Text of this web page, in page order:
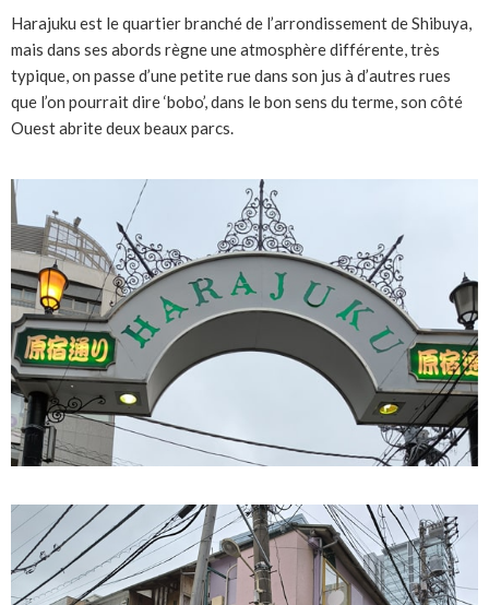
Harajuku est le quartier branché de l’arrondissement de Shibuya,
mais dans ses abords règne une atmosphère différente, très
typique, on passe d’une petite rue dans son jus à d’autres rues
que l’on pourrait dire ‘bobo’, dans le bon sens du terme, son côté
Ouest abrite deux beaux parcs.